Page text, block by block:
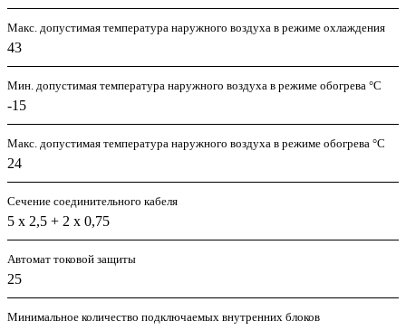
Макс. допустимая температура наружного воздуха в режиме охлаждения
43
Мин. допустимая температура наружного воздуха в режиме обогрева °С
-15
Макс. допустимая температура наружного воздуха в режиме обогрева °С
24
Сечение соединительного кабеля
5 х 2,5 + 2 х 0,75
Автомат токовой защиты
25
Минимальное количество подключаемых внутренних блоков